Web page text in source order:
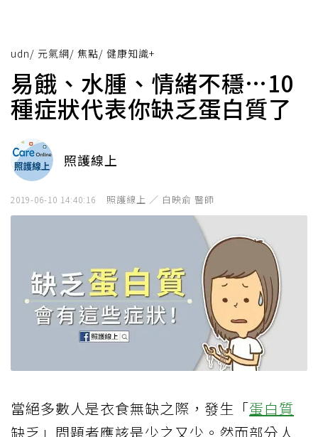
udn/ 元氣網/ 焦點/ 健康知識+
易餓、水腫、情緒不穩…10
種症狀代表你缺乏蛋白質了
照護線上
2019-06-10 14:40:16 照護線上 ／ 白映俞 醫師
當絕多數人是衣食無缺之際，發生「蛋白質
缺乏」問題者應該是少之又少。然而部分人